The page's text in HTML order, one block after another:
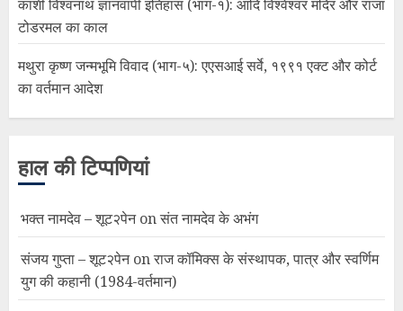
काशी विश्वनाथ ज्ञानवापी इतिहास (भाग-१): आदि विश्वेश्वर मंदिर और राजा
टोडरमल का काल
मथुरा कृष्ण जन्मभूमि विवाद (भाग-५): एएसआई सर्वे, १९९१ एक्ट और कोर्ट
का वर्तमान आदेश
हाल की टिप्पणियां
भक्त नामदेव – शूट२पेनonसंत नामदेव के अभंग
संजय गुप्ता – शूट२पेनonराज कॉमिक्स के संस्थापक, पात्र और स्वर्णिम
युग की कहानी (1984-वर्तमान)